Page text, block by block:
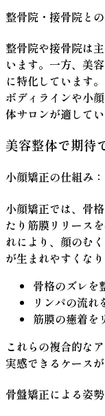
整骨院・接骨院と
整骨院や接骨院は
います。一方、美
に特化しています
ボディラインや小
体サロンが適してい
美容整体で期待
小顔矯正の仕組み
小顔矯正では、骨
たり筋膜リリース
れにより、顔のむ
が生まれやすくなり
骨格のズレを
リンパの流れ
筋膜の癒着を
これらの複合的な
実感できるケースが
骨盤矯正による姿